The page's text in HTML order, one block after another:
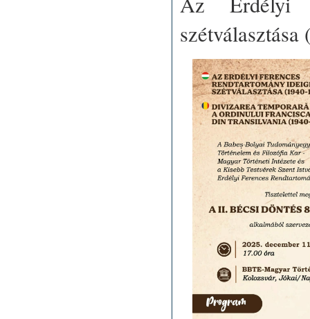
szétválasztása